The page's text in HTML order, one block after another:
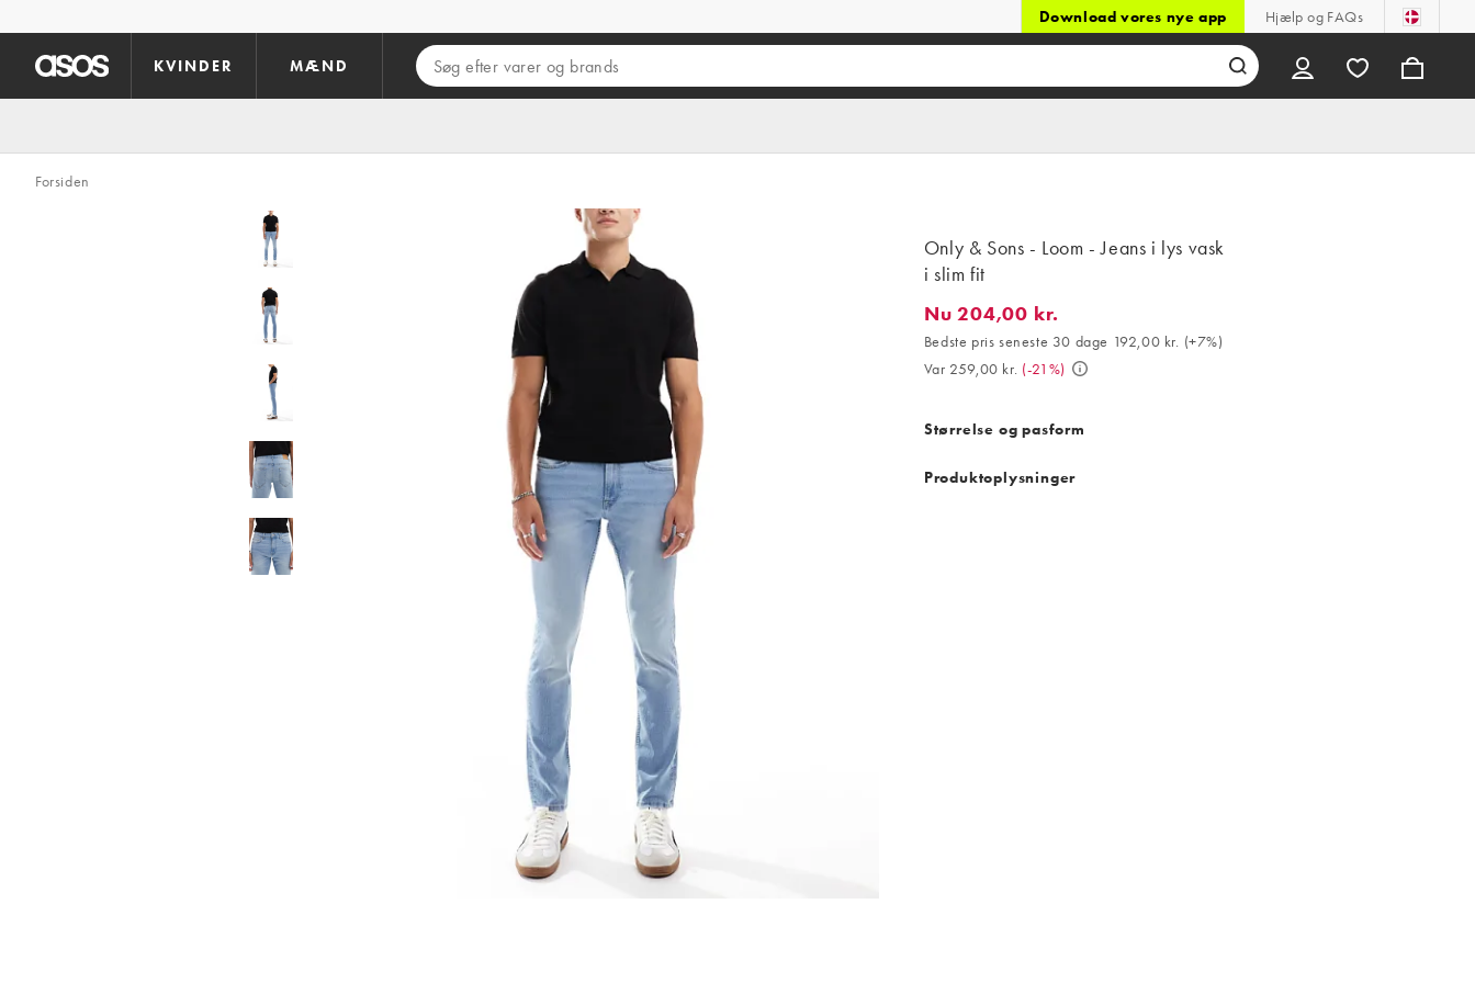
Download vores nye app Hjælp og FAQs
KVINDER MÆND
Forsiden
Only & Sons - Loom - Jeans i lys vask
i slim fit
Nu 204,00 kr.. Bedste pris seneste 30 dage 192,00 kr. (+7%). Var 259,00
Nu 204,00 kr.
Bedste pris seneste 30 dage 192,00 kr. (+7%)
Var 259,00 kr. (-21%)
Størrelse og pasform
Produktoplysninger